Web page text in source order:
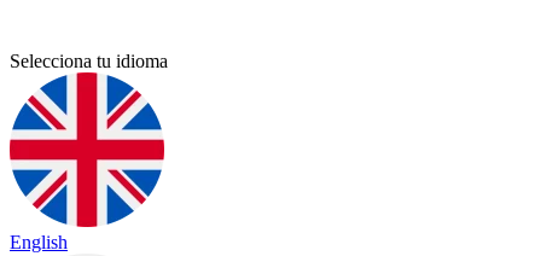
Selecciona tu idioma
English